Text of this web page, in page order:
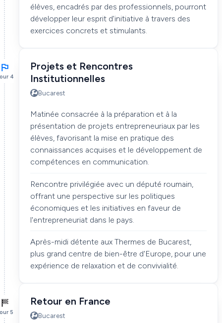
élèves, encadrés par des professionnels, pourront
développer leur esprit d'initiative à travers des
exercices concrets et stimulants.
4
Projets et Rencontres
Institutionnelles
Bucarest
Matinée consacrée à la préparation et à la
présentation de projets entrepreneuriaux par les
élèves, favorisant la mise en pratique des
connaissances acquises et le développement de
compétences en communication.
Rencontre privilégiée avec un député roumain,
offrant une perspective sur les politiques
économiques et les initiatives en faveur de
l'entrepreneuriat dans le pays.
Après-midi détente aux Thermes de Bucarest,
plus grand centre de bien-être d'Europe, pour une
expérience de relaxation et de convivialité.
5
Retour en France
Bucarest